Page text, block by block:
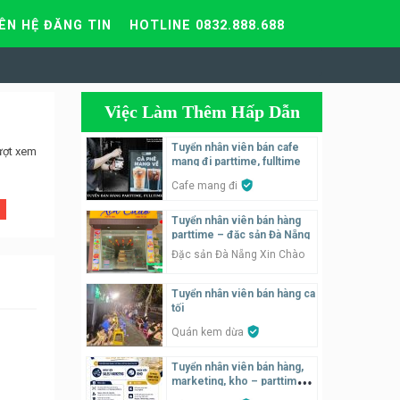
HỆ ĐĂNG TIN HOTLINE 0832.888.688
xem
Việc Làm Thêm Hấp Dẫn
Tuyển nhân viên bán cafe
mang đi parttime, fulltime
Cafe mang đi
Tuyển nhân viên bán hàng
parttime – đặc sản Đà Nẵng
Đặc sản Đà Nẵng Xin Chào
Tuyển nhân viên bán hàng ca
tối
Quán kem dừa
Tuyển nhân viên bán hàng,
marketing, kho – parttime,